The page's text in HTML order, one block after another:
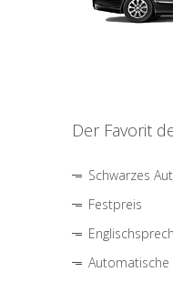
Der Favorit
Schwarzes
Festpreis
Automatische